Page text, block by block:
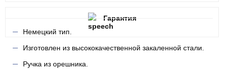
Немецкий тип.
Изготовлен из высококачественной закаленной стали.
Ручка из орешника.
Гарантия